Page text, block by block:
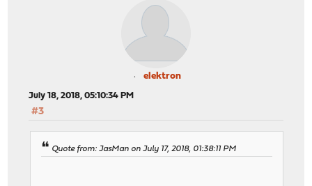
elektron
July 18, 2018, 05:10:34 PM
#3
Quote from: JasMan on July 17, 2018, 01:38:11 PM